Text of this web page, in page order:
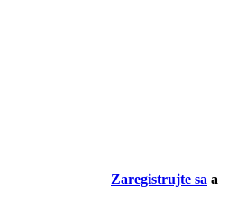
Zaregistrujte sa a